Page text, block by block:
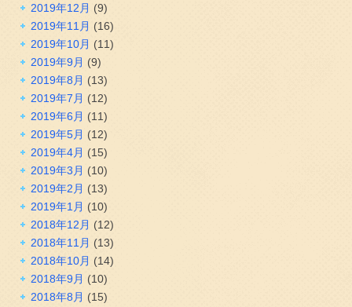
2019年12月 (9)
2019年11月 (16)
2019年10月 (11)
2019年9月 (9)
2019年8月 (13)
2019年7月 (12)
2019年6月 (11)
2019年5月 (12)
2019年4月 (15)
2019年3月 (10)
2019年2月 (13)
2019年1月 (10)
2018年12月 (12)
2018年11月 (13)
2018年10月 (14)
2018年9月 (10)
2018年8月 (15)